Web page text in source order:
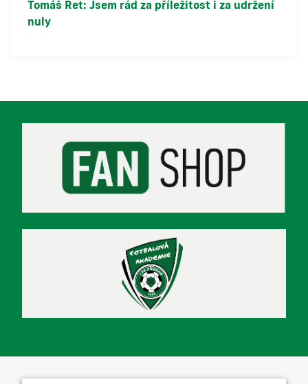
Tomáš Ret: Jsem rád za příležitost i za udržení
nuly